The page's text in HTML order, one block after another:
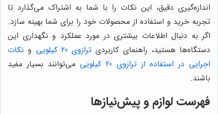
اندازه‌گیری دقیق، این نکات را با شما به اشتراک می‌گذارد تا
تجربه خرید و استفاده از محصولات خود را برای شما بهینه سازد.
اگر به دنبال اطلاعات بیشتری در مورد عملکرد و نگهداری این
دستگاه‌ها هستید، راهنمای کاربردی ترازوی 20 کیلویی و نکات
اجرایی در استفاده از ترازوی 20 کیلویی
می‌توانند بسیار مفید
باشند.
فهرست لوازم و پیش‌نیازها